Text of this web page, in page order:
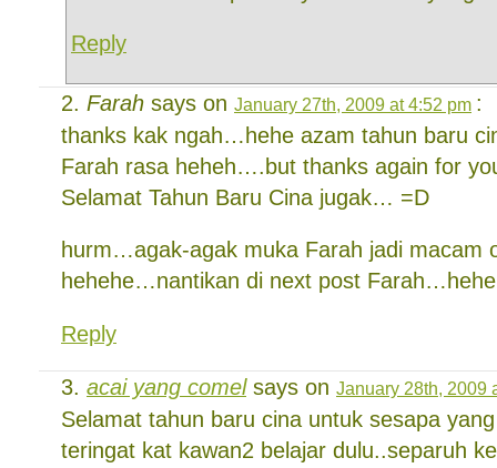
Reply
Farah says on January 27th, 2009 at 4:52 pm :
thanks kak ngah…hehe azam tahun baru
Farah rasa heheh….but thanks again for
Selamat Tahun Baru Cina jugak… =D
hurm…agak-agak muka Farah jadi macam
hehehe…nantikan di next post
Reply
acai yang comelsays on January 28th, 2009
Selamat tahun baru cina untuk sesapa
teringat kat kawan2 belajar dulu..separuh